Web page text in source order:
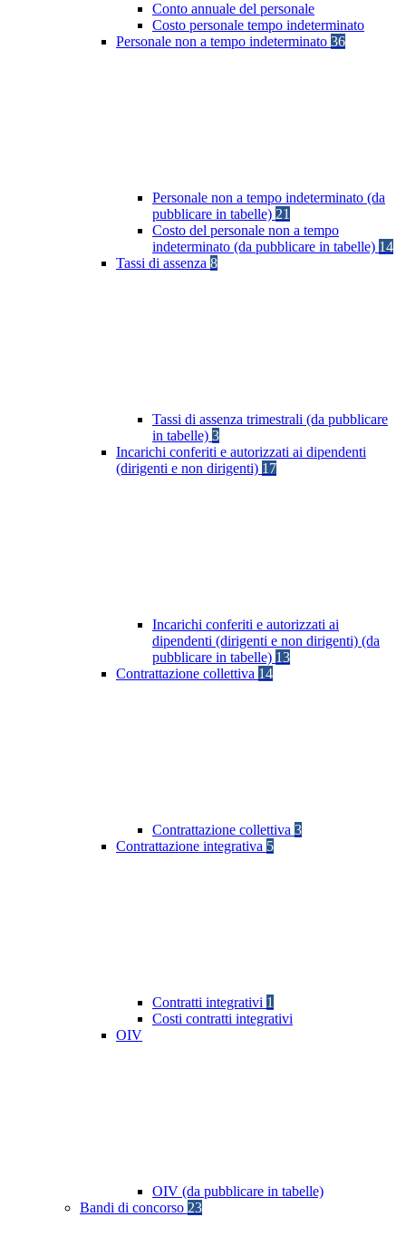
Conto annuale del personale
Costo personale tempo indeterminato
Personale non a tempo indeterminato 36
Personale non a tempo indeterminato (da
pubblicare in tabelle) 21
Costo del personale non a tempo
indeterminato (da pubblicare in tabelle) 14
Tassi di assenza 8
Tassi di assenza trimestrali (da pubblicare
in tabelle) 3
Incarichi conferiti e autorizzati ai dipendenti
(dirigenti e non dirigenti) 17
Incarichi conferiti e autorizzati ai
dipendenti (dirigenti e non dirigenti) (da
pubblicare in tabelle) 13
Contrattazione collettiva 14
Contrattazione collettiva 3
Contrattazione integrativa 5
Contratti integrativi 1
Costi contratti integrativi
OIV
OIV (da pubblicare in tabelle)
Bandi di concorso 23